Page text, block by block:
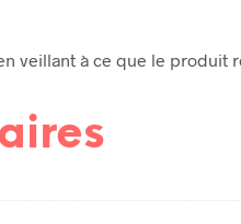
veillant à ce que le produit